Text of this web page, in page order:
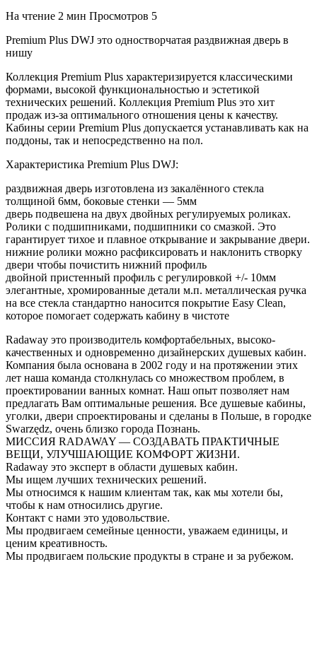
На чтение 2 мин Просмотров 5
Premium Plus DWJ это одностворчатая раздвижная дверь в
нишу
Коллекция Premium Plus характеризируется классическими
формами, высокой функциональностью и эстетикой
технических решений. Коллекция Premium Plus это хит
продаж из-за оптимального отношения цены к качеству.
Кабины серии Premium Plus допускается устанавливать как на
поддоны, так и непосредственно на пол.
Характеристика Premium Plus DWJ:
раздвижная дверь изготовлена из закалённого стекла
толщиной 6мм, боковые стенки — 5мм
дверь подвешена на двух двойных регулируемых роликах.
Ролики с подшипниками, подшипники со смазкой. Это
гарантирует тихое и плавное открывание и закрывание двери.
нижние ролики можно расфиксировать и наклонить створку
двери чтобы почистить нижний профиль
двойной пристенный профиль с регулировкой +/- 10мм
элегантные, хромированные детали м.п. металлическая ручка
на все стекла стандартно наносится покрытие Easy Clean,
которое помогает содержать кабину в чистоте
Radaway это производитель комфортабельных, высоко-
качественных и одновременно дизайнерских душевых кабин.
Компания была основана в 2002 году и на протяжении этих
лет наша команда столкнулась со множеством проблем, в
проектировании ванных комнат. Наш опыт позволяет нам
предлагать Вам оптимальные решения. Все душевые кабины,
уголки, двери спроектированы и сделаны в Польше, в городке
Swarzędz, очень близко города Познань.
МИССИЯ RADAWAY — СОЗДАВАТЬ ПРАКТИЧНЫЕ
ВЕЩИ, УЛУЧШАЮЩИЕ КОМФОРТ ЖИЗНИ.
Radaway это эксперт в области душевых кабин.
Мы ищем лучших технических решений.
Мы относимся к нашим клиентам так, как мы хотели бы,
чтобы к нам относились другие.
Контакт с нами это удовольствие.
Мы продвигаем семейные ценности, уважаем единицы, и
ценим креативность.
Мы продвигаем польские продукты в стране и за рубежом.